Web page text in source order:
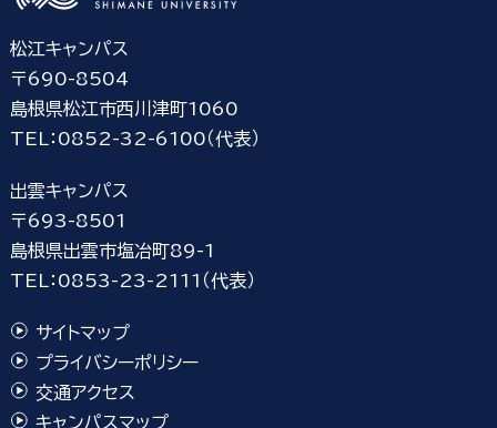
松江キャンパス
〒690-8504
島根県松江市西川津町1060
TEL：0852-32-6100（代表）
出雲キャンパス
〒693-8501
島根県出雲市塩冶町89-1
TEL：0853-23-2111（代表）
サイトマップ
プライバシーポリシー
交通アクセス
キャンパスマップ